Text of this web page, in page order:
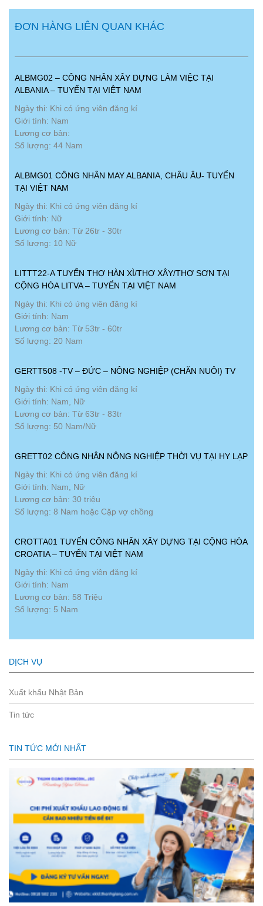
ĐƠN HÀNG LIÊN QUAN KHÁC
ALBMG02 – CÔNG NHÂN XÂY DỰNG LÀM VIỆC TẠI
ALBANIA – TUYỂN TẠI VIỆT NAM
Ngày thi: Khi có ứng viên đăng kí
Giới tính: Nam
Lương cơ bản:
Số lượng: 44 Nam
ALBMG01 CÔNG NHÂN MAY ALBANIA, CHÂU ÂU- TUYỂN
TẠI VIỆT NAM
Ngày thi: Khi có ứng viên đăng kí
Giới tính: Nữ
Lương cơ bản: Từ 26tr - 30tr
Số lượng: 10 Nữ
LITTT22-A TUYỂN THỢ HÀN XÌ/THỢ XÂY/THỢ SƠN TẠI
CỘNG HÒA LITVA – TUYỂN TẠI VIỆT NAM
Ngày thi: Khi có ứng viên đăng kí
Giới tính: Nam
Lương cơ bản: Từ 53tr - 60tr
Số lượng: 20 Nam
GERTT508 -TV – ĐỨC – NÔNG NGHIỆP (CHĂN NUÔI) TV
Ngày thi: Khi có ứng viên đăng kí
Giới tính: Nam, Nữ
Lương cơ bản: Từ 63tr - 83tr
Số lượng: 50 Nam/Nữ
GRETT02 CÔNG NHÂN NÔNG NGHIỆP THỜI VỤ TẠI HY LẠP
Ngày thi: Khi có ứng viên đăng kí
Giới tính: Nam, Nữ
Lương cơ bản: 30 triệu
Số lượng: 8 Nam hoặc Cặp vợ chồng
CROTTA01 TUYỂN CÔNG NHÂN XÂY DỰNG TẠI CỘNG HÒA
CROATIA – TUYỂN TẠI VIỆT NAM
Ngày thi: Khi có ứng viên đăng kí
Giới tính: Nam
Lương cơ bản: 58 Triệu
Số lượng: 5 Nam
DỊCH VỤ
Xuất khẩu Nhật Bản
Tin tức
TIN TỨC MỚI NHẤT